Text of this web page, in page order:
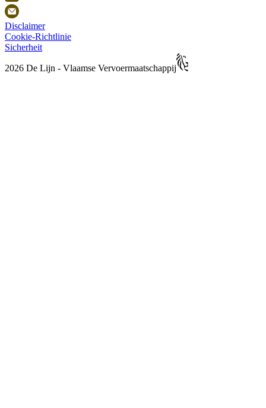
Disclaimer
Cookie-Richtlinie
Sicherheit
2026 De Lijn - Vlaamse Vervoermaatschappij